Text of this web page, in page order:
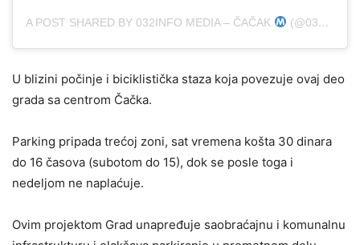
A POST SHARED BY 032INFO MEDIA – ČAČAK (@032INFO)
U blizini počinje i biciklistička staza koja povezuje ovaj deo
grada sa centrom Čačka.
Parking pripada trećoj zoni, sat vremena košta 30 dinara
do 16 časova (subotom do 15), dok se posle toga i
nedeljom ne naplaćuje.
Ovim projektom Grad unapređuje saobraćajnu i komunalnu